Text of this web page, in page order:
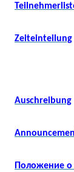
Zeiteinteilung
Auschreibung
Положение о